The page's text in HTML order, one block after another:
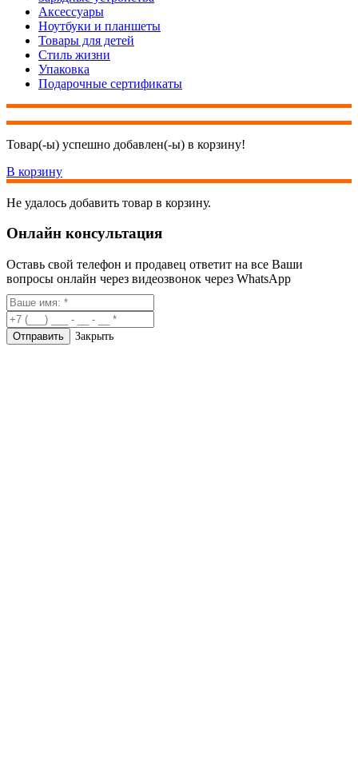
Аксессуары
Ноутбуки и планшеты
Товары для детей
Стиль жизни
Упаковка
Подарочные сертификаты
Товар(-ы) успешно добавлен(-ы) в корзину!
В корзину
Не удалось добавить товар в корзину.
Онлайн консультация
Оставь свой телефон и продавец ответит на все Ваши
вопросы онлайн через видеозвонок через WhatsApp
Закрыть